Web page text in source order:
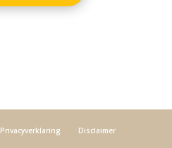
Privacyverklaring Disclaimer